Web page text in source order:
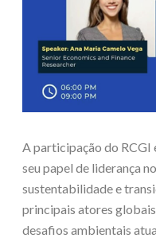
A participação do RCGI
seu papel de liderança
sustentabilidade e
principais atores
desafios ambientais